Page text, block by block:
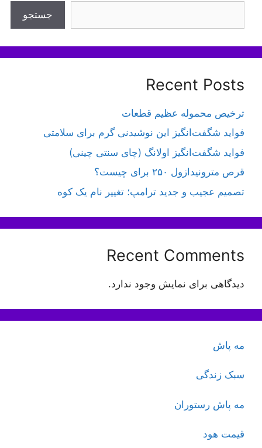
جستجو
Recent Posts
ترخیص محموله عظیم قطعات
فواید شگفت‌انگیز این نوشیدنی گرم برای سلامتی
فواید شگفت‌انگیز اولانگ (چای سنتی چینی)
قرص مترونیدازول ۲۵۰ برای چیست؟
تصمیم عجیب و جدید ترامپ؛ تغییر نام یک کوه
Recent Comments
دیدگاهی برای نمایش وجود ندارد.
مه پاش
سبک زندگی
مه پاش رستوران
قیمت هود